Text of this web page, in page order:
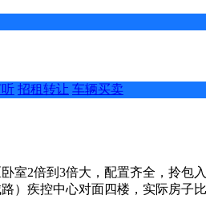
招租转让 车辆买卖
2倍到3倍大，配置齐全，拎包
）疾控中心对面四楼，实际房